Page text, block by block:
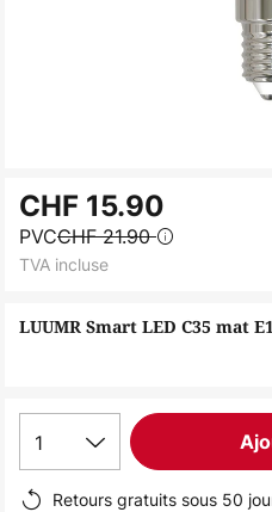
to
the
beginning
the
LUUMR Smart LED C35 mat
CHF 15.90
PVCCHF 21.90
TVA incluse
1
Retours gratuits sous 50